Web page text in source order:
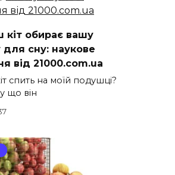
кіт обирає вашу
сну: наукове
від 21000.com.ua
спить на моїй подушці?
що він